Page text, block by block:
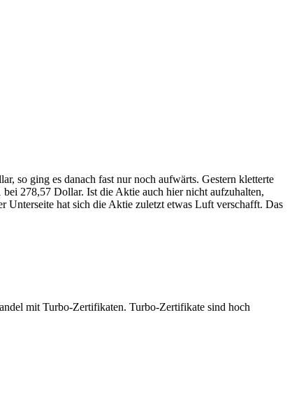
so ging es danach fast nur noch aufwärts. Gestern kletterte
278,57 Dollar. Ist die Aktie auch hier nicht aufzuhalten,
hat sich die Aktie zuletzt etwas Luft verschafft. Das
mit Turbo-Zertifikaten. Turbo-Zertifikate sind hoch